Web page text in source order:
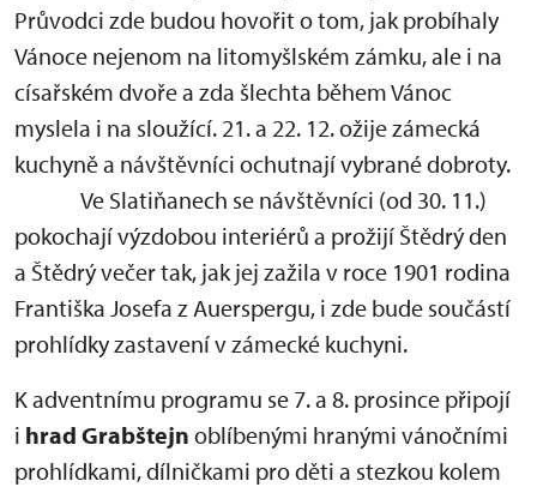
Průvodci zde budou hovořit o tom, jak probíhaly
Vánoce nejenom na litomyšlském zámku, ale i na
císařském dvoře a zda šlechta během Vánoc
myslela i na sloužící. 21. a 22. 12. ožije zámecká
kuchyně a návštěvníci ochutnají vybrané dobroty.
Ve Slatiňanech se návštěvníci (od 30. 11.)
pokochají výzdobou interiérů a prožijí Štědrý den
a Štědrý večer tak, jak jej zažila v roce 1901 rodina
Františka Josefa z Auerspergu, i zde bude součástí
prohlídky zastavení v zámecké kuchyni.
K adventnímu programu se 7. a 8. prosince připojí
i hrad Grabštejn oblíbenými hranými vánočními
prohlídkami, dílničkami pro děti a stezkou kolem